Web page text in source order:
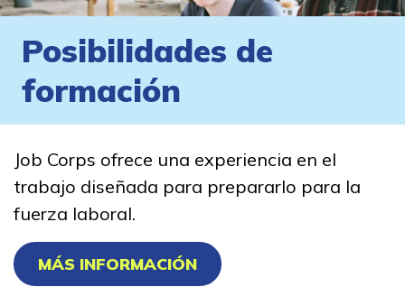
Posibilidades de
formación
Job Corps ofrece una experiencia en el
trabajo diseñada para prepararlo para la
fuerza laboral.
MÁS INFORMACIÓN